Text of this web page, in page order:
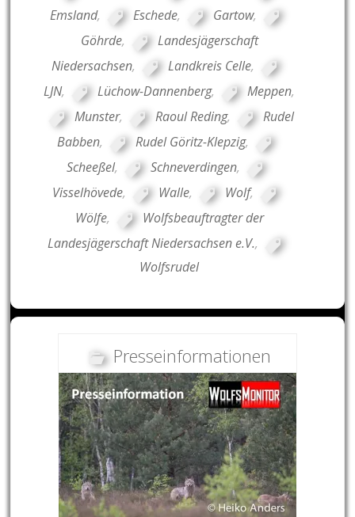
Emsland, Eschede, Gartow,
Göhrde,
Landesjägerschaft
Niedersachsen, Landkreis Celle,
LJN, Lüchow-Dannenberg, Meppen,
Munster, Raoul Reding,
Rudel
Babben, Rudel Göritz-Klepzig,
Scheeßel, Schneverdingen,
Visselhövede, Walle, Wolf,
Wölfe,
Wolfsbeauftragter der
Landesjägerschaft Niedersachsen e.V.,
Wolfsrudel
Presseinformationen